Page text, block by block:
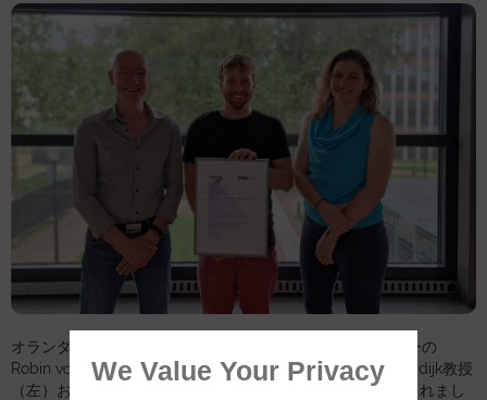
オランダのナイメーヘンにあるラドボウド大学医療センターの
Robin van der Meijden氏（中央）、共著者のNico Sommerdijk教授
（左）およびAnat Akiva博士（右）に、論文賞銀賞が授与されまし
We Value Your Privacy